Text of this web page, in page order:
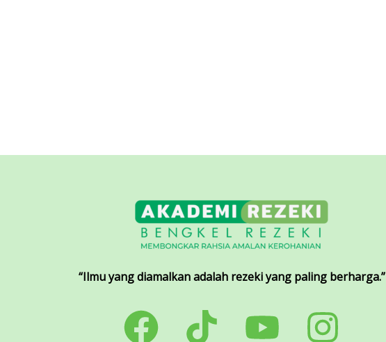
“Ilmu yang diamalkan adalah rezeki yang paling berharga.”